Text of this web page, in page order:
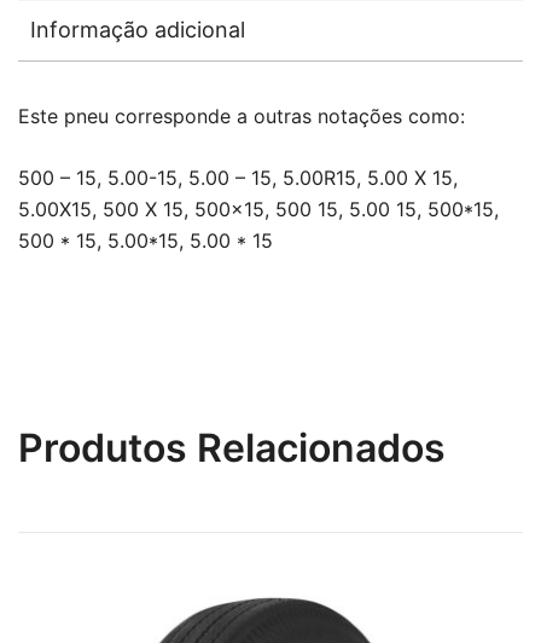
Informação adicional
Este pneu corresponde a outras notações como:
500 – 15, 5.00-15, 5.00 – 15, 5.00R15, 5.00 X 15,
5.00X15, 500 X 15, 500×15, 500 15, 5.00 15, 500*15,
500 * 15, 5.00*15, 5.00 * 15
Produtos Relacionados